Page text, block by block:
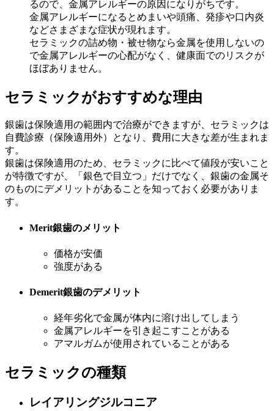
るので、金属アレルギーの原因になりがちです。
金属アレルギーになるとめまいや頭痛、発疹や口内炎
などさまざまな症状が現れます。
セラミックの詰め物・被せ物なら金属を使用しないの
で金属アレルギーの心配がなく、健康面でのリスクが
ほぼありません。
セラミックがおすすめな理由
銀歯は保険適用の範囲内で治療ができますが、セラミックは
自費診療（保険適用外）となり、費用に大きな差が生まれま
す。
銀歯は保険適用のため、セラミックに比べて値段が安いこと
が特徴ですが、「銀色で目立つ」だけでなく、銀歯の金属そ
のものにデメリットがあることを知っておく必要がありま
す。
Merit銀歯のメリット
価格が安価
強度がある
Demerit銀歯のデメリット
経年劣化で金属が体内に溶け出してしまう
金属アレルギーを引き起こすことがある
アマルガムが使用されていることがある
セラミックの種類
レイアリングジルコニア